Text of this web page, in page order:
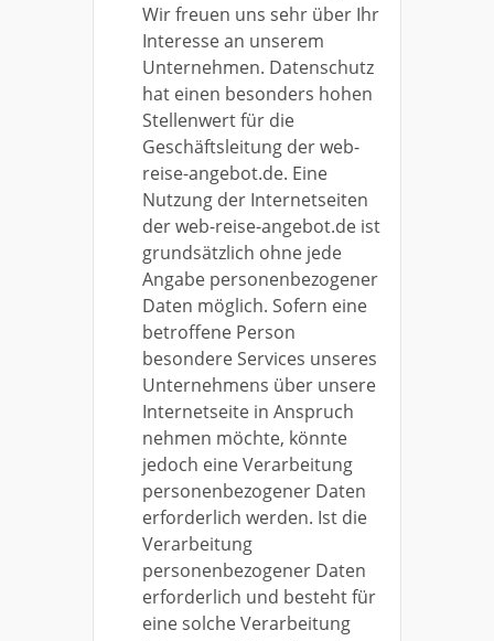
Wir freuen uns sehr über Ihr
Interesse an unserem
Unternehmen. Datenschutz
hat einen besonders hohen
Stellenwert für die
Geschäftsleitung der web-
reise-angebot.de. Eine
Nutzung der Internetseiten
der web-reise-angebot.de ist
grundsätzlich ohne jede
Angabe personenbezogener
Daten möglich. Sofern eine
betroffene Person
besondere Services unseres
Unternehmens über unsere
Internetseite in Anspruch
nehmen möchte, könnte
jedoch eine Verarbeitung
personenbezogener Daten
erforderlich werden. Ist die
Verarbeitung
personenbezogener Daten
erforderlich und besteht für
eine solche Verarbeitung